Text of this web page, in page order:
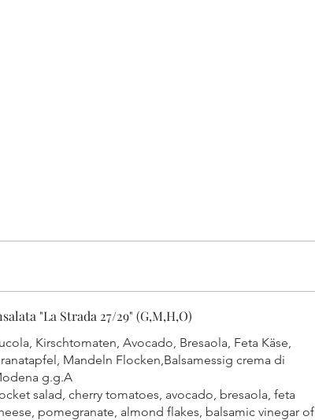
"La Strada 27/29" (G,M,H,O)
Kirschtomaten, Avocado, Bresaola, Feta Käse,
Mandeln Flocken,Balsamessig crema di
g.g.A
salad, cherry tomatoes, avocado, bresaola, feta
pomegranate, almond flakes, balsamic vinegar of